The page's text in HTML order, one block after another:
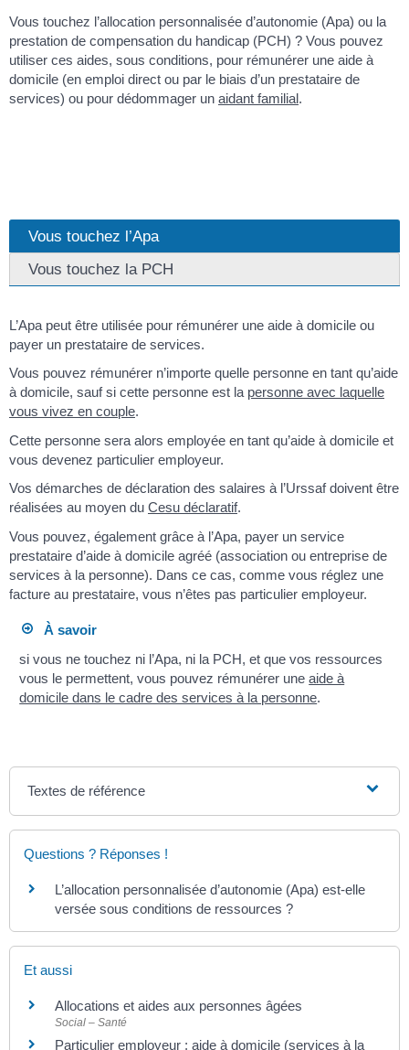
Vous touchez l’allocation personnalisée d’autonomie (Apa) ou la
prestation de compensation du handicap (PCH) ? Vous pouvez
utiliser ces aides, sous conditions, pour rémunérer une aide à
domicile (en emploi direct ou par le biais d’un prestataire de
services) ou pour dédommager un aidant familial.
Vous touchez l’Apa
Vous touchez la PCH
L’Apa peut être utilisée pour rémunérer une aide à domicile ou
payer un prestataire de services.
Vous pouvez rémunérer n’importe quelle personne en tant qu’aide
à domicile, sauf si cette personne est la personne avec laquelle
vous vivez en couple.
Cette personne sera alors employée en tant qu’aide à domicile et
vous devenez particulier employeur.
Vos démarches de déclaration des salaires à l’Urssaf doivent être
réalisées au moyen du Cesu déclaratif.
Vous pouvez, également grâce à l’Apa, payer un service
prestataire d’aide à domicile agréé (association ou entreprise de
services à la personne). Dans ce cas, comme vous réglez une
facture au prestataire, vous n’êtes pas particulier employeur.
À savoir
si vous ne touchez ni l’Apa, ni la PCH, et que vos ressources
vous le permettent, vous pouvez rémunérer uneaide à
domicile dans le cadre des services à la personne.
Textes de référence
Questions ? Réponses !
L’allocation personnalisée d’autonomie (Apa) est-elle
versée sous conditions de ressources ?
Et aussi
Allocations et aides aux personnes âgées
Social – Santé
Particulier employeur : aide à domicile (services à la